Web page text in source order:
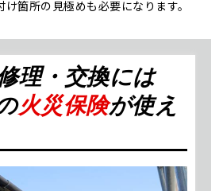
箇所の見極めも必要になります。
理・交換には
火災保険が使え